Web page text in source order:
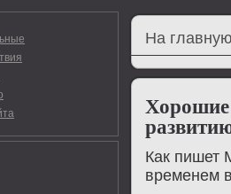
На
Хорошие
Как пишет
временем